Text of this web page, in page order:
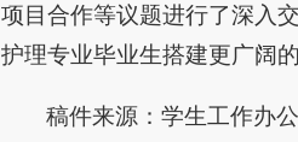
项目合作等议题进行了深入
护理专业毕业生搭建更广阔
稿件来源：学生工作办